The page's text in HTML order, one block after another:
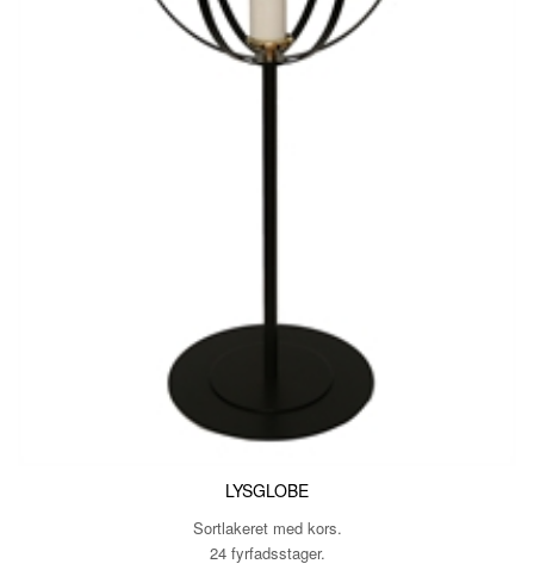
LYSGLOBE
Sortlakeret med kors.
24 fyrfadsstager.